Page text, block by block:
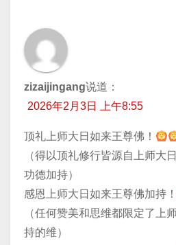
zizaijingang说道：
2026年2月3日 上午8:55
顶礼上师大日如来王尊佛！
（得以顶礼修行皆源自上师大
功德加持）
感恩上师大日如来王尊佛加持！
（任何赞美和思维都限定了上
持的维）